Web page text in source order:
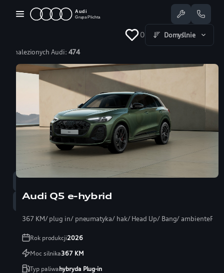
Przejdź
Dostępne Audi
Oferty specjalne
Nasze salony
Jazda testowa
Serwis
Sprzedaż
0 Domyślnie
Znalezionych Audi: 474
Audi Q5 e-hybrid
367 KM/ plug in/ pneumatyka/ hak/ Head Up/ Bang/ ambientePRO
Rok produkcji2026
Moc silnika367KM
Typ paliwahybryda Plug-in